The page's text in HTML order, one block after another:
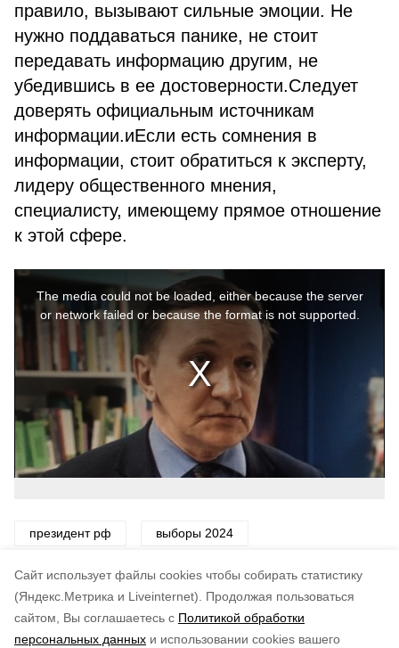
Cайт использует файлы cookies чтобы собирать статистику
(Яндекс.Метрика и Liveinternet).
Продолжая пользоваться
сайтом, Вы соглашаетесь с Политикой обработки
персональных данных и использовании cookies вашего
правило, вызывают сильные эмоции. Не
нужно поддаваться панике, не стоит
передавать информацию другим, не
убедившись в ее достоверности.Следует
доверять официальным источникам
информации.иЕсли есть сомнения в
информации, стоит обратиться к эксперту,
лидеру общественного мнения,
специалисту, имеющему прямое отношение
к этой сфере.
modalThe media could not be loaded, either because the server
or network failed or because the format is not supported.
президент рф выборы 2024
сахалинское отделение союза журналистов россии